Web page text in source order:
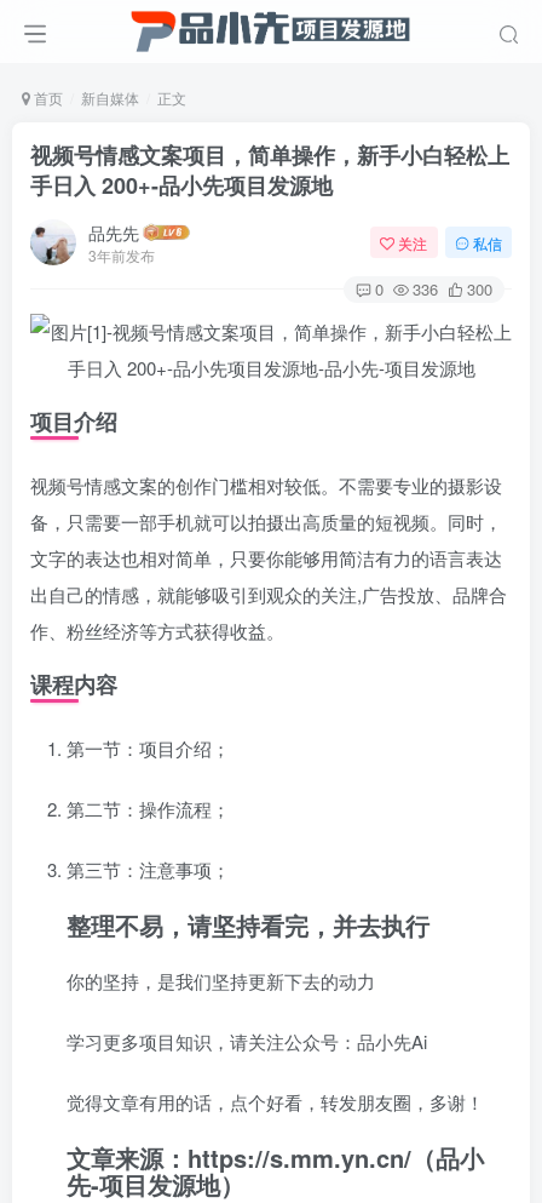
首页 新自媒体 正文
视频号情感文案项目，简单操作，新手小白轻松上
手日入 200+-品小先项目发源地
品先先
3年前发布
关注 私信
0 336 300
项目介绍
视频号情感文案的创作门槛相对较低。不需要专业的摄影设
备，只需要一部手机就可以拍摄出高质量的短视频。同时，
文字的表达也相对简单，只要你能够用简洁有力的语言表达
出自己的情感，就能够吸引到观众的关注,广告投放、品牌合
作、粉丝经济等方式获得收益。
课程内容
第一节：项目介绍；
第二节：操作流程；
第三节：注意事项；
整理不易，请坚持看完，并去执行
你的坚持，是我们坚持更新下去的动力
学习更多项目知识，请关注公众号：品小先Ai
觉得文章有用的话，点个好看，转发朋友圈，多谢！
文章来源：https://s.mm.yn.cn/（品小
先-项目发源地）